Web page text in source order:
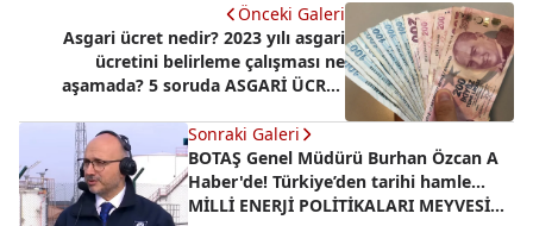
Önceki Galeri
Asgari ücret nedir? 2023 yılı asgari
ücretini belirleme çalışması ne
aşamada? 5 soruda ASGARİ ÜCRET
Sonraki Galeri
BOTAŞ Genel Müdürü Burhan Özcan A
Haber'de! Türkiye’den tarihi hamle...
MİLLİ ENERJİ POLİTİKALARI MEYVESİNİ